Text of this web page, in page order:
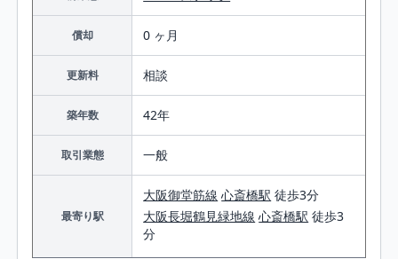
償却 0 ヶ月
更新料 相談
築年数 42年
取引業態 一般
最寄り駅
大阪御堂筋線 心斎橋駅 徒歩3分
大阪長堀鶴見緑地線 心斎橋駅 徒歩3
分